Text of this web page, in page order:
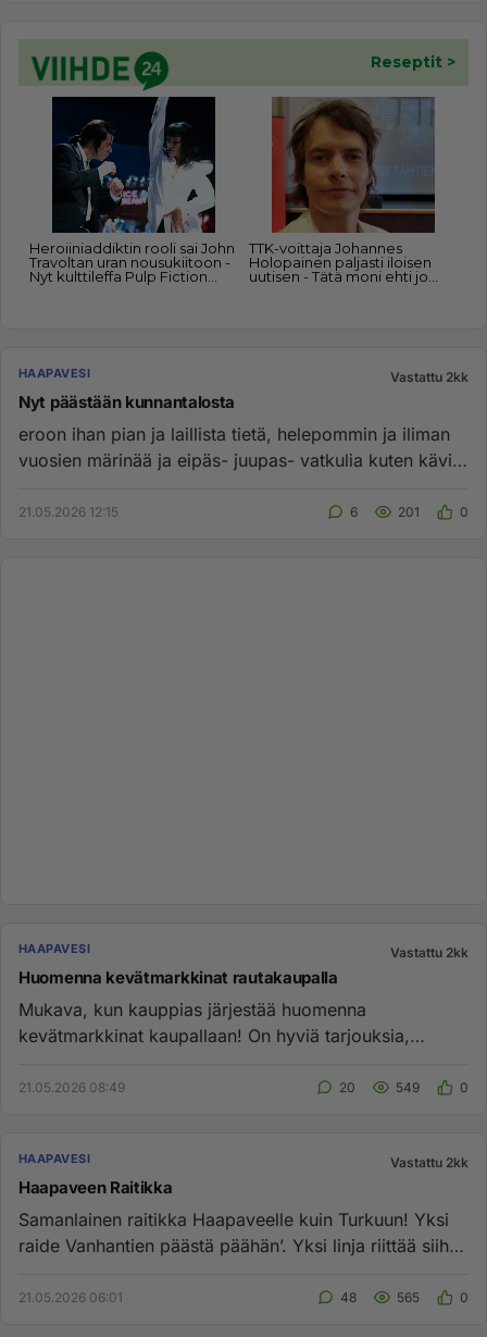
HAAPAVESI Vastattu 2kk
Nyt päästään kunnantalosta
eroon ihan pian ja laillista tietä, helepommin ja iliman
vuosien märinää ja eipäs- juupas- vatkulia kuten kävi
21.05.2026 12:15 6 201 0
HAAPAVESI Vastattu 2kk
Huomenna kevätmarkkinat rautakaupalla
Mukava, kun kauppias järjestää huomenna
kevätmarkkinat kaupallaan! On hyviä tarjouksia,
21.05.2026 08:49 20 549 0
HAAPAVESI Vastattu 2kk
Haapaveen Raitikka
Samanlainen raitikka Haapaveelle kuin Turkuun! Yksi
raide Vanhantien päästä päähän’. Yksi linja riittää siihen
21.05.2026 06:01 48 565 0